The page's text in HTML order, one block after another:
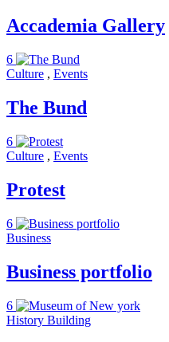
Accademia Gallery
6
Culture , Events
The Bund
6
Culture , Events
Protest
6
Business
Business portfolio
6
History Building